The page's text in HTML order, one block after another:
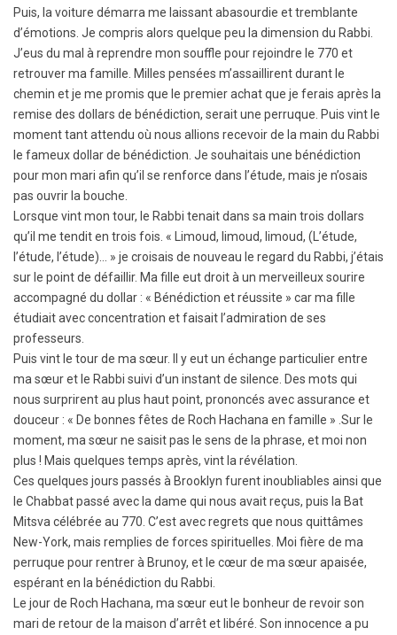
Puis, la voiture démarra me laissant abasourdie et tremblante
d’émotions. Je compris alors quelque peu la dimension du Rabbi.
J’eus du mal à reprendre mon souffle pour rejoindre le 770 et
retrouver ma famille. Milles pensées m’assaillirent durant le
chemin et je me promis que le premier achat que je ferais après la
remise des dollars de bénédiction, serait une perruque. Puis vint le
moment tant attendu où nous allions recevoir de la main du Rabbi
le fameux dollar de bénédiction. Je souhaitais une bénédiction
pour mon mari afin qu’il se renforce dans l’étude, mais je n’osais
pas ouvrir la bouche.
Lorsque vint mon tour, le Rabbi tenait dans sa main trois dollars
qu’il me tendit en trois fois. « Limoud, limoud, limoud, (L’étude,
l’étude, l’étude)… » je croisais de nouveau le regard du Rabbi, j’étais
sur le point de défaillir. Ma fille eut droit à un merveilleux sourire
accompagné du dollar : « Bénédiction et réussite » car ma fille
étudiait avec concentration et faisait l’admiration de ses
professeurs.
Puis vint le tour de ma sœur. Il y eut un échange particulier entre
ma sœur et le Rabbi suivi d’un instant de silence. Des mots qui
nous surprirent au plus haut point, prononcés avec assurance et
douceur : « De bonnes fêtes de Roch Hachana en famille » .Sur le
moment, ma sœur ne saisit pas le sens de la phrase, et moi non
plus ! Mais quelques temps après, vint la révélation.
Ces quelques jours passés à Brooklyn furent inoubliables ainsi que
le Chabbat passé avec la dame qui nous avait reçus, puis la Bat
Mitsva célébrée au 770. C’est avec regrets que nous quittâmes
New-York, mais remplies de forces spirituelles. Moi fière de ma
perruque pour rentrer à Brunoy, et le cœur de ma sœur apaisée,
espérant en la bénédiction du Rabbi.
Le jour de Roch Hachana, ma sœur eut le bonheur de revoir son
mari de retour de la maison d’arrêt et libéré. Son innocence a pu